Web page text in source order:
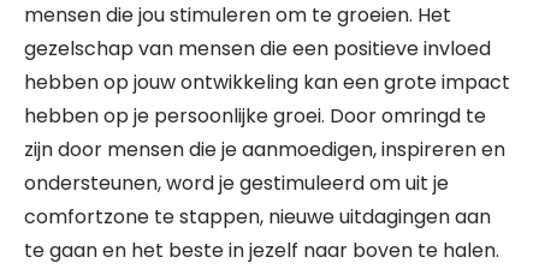
mensen die jou stimuleren om te groeien. Het
gezelschap van mensen die een positieve invloed
hebben op jouw ontwikkeling kan een grote impact
hebben op je persoonlijke groei. Door omringd te
zijn door mensen die je aanmoedigen, inspireren en
ondersteunen, word je gestimuleerd om uit je
comfortzone te stappen, nieuwe uitdagingen aan
te gaan en het beste in jezelf naar boven te halen.